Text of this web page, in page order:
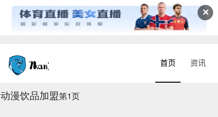
✕
首页 资讯
动漫饮品加盟第1页